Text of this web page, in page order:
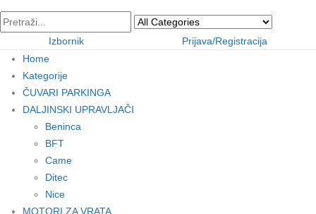
Izbornik
Prijava/Registracija
Home
Kategorije
ČUVARI PARKINGA
DALJINSKI UPRAVLJAČI
Beninca
BFT
Came
Ditec
Nice
MOTORI ZA VRATA